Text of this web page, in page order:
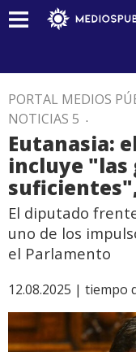
PORTAL MEDIOS
NOTICIAS 5 .
Eutanasia:
incluye "las
El diputado
uno de los
el Parlamento
12.08.2025 | tiempo